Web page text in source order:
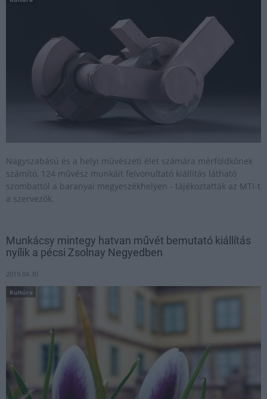
Nagyszabású és a helyi művészeti élet számára mérföldkőnek
számító, 124 művész munkáit felvonultató kiállítás látható
szombattól a baranyai megyeszékhelyen - tájékoztatták az MTI-t
a szervezők.
Munkácsy mintegy hatvan művét bemutató kiállítás
nyílik a pécsi Zsolnay Negyedben
2019.04.30
Kultúra